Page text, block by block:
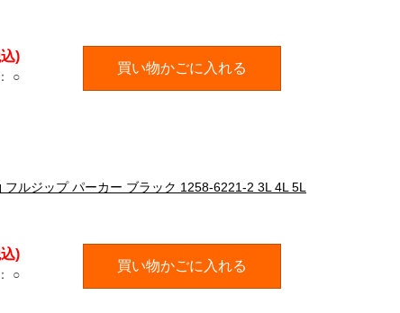
)
○
買い物かごに入れる
ルジップ パーカー ブラック 1258-6221-2 3L 4L 5L
)
○
買い物かごに入れる